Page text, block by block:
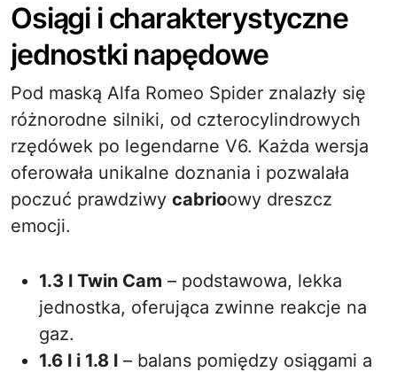
Osiągi i charakterystyczne
jednostki napędowe
Pod maską Alfa Romeo Spider znalazły się
różnorodne silniki, od czterocylindrowych
rzędówek po legendarne V6. Każda wersja
oferowała unikalne doznania i pozwalała
poczuć prawdziwy cabrioowy dreszcz
emocji.
1.3 l Twin Cam – podstawowa, lekka
jednostka, oferująca zwinne reakcje na
gaz.
1.6 l i 1.8 l – balans pomiędzy osiągami a